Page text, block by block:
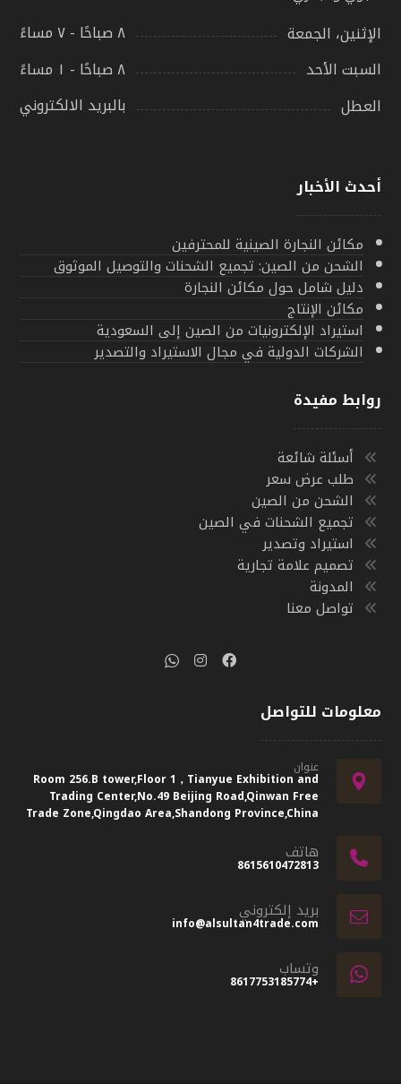
الإثنين، الجمعة
٨ صباحًا - ٧ مساءً
السبت الأحد
٨ صباحًا - ١ مساءً
العطل
بالبريد الالكتروني
أحدث الأخبار
مكائن النجارة الصينية للمحترفين
الشحن من الصين: تجميع الشحنات والتوصيل الموثوق
دليل شامل حول مكائن النجارة
مكائن الإنتاج
استيراد الإلكترونيات من الصين إلى السعودية
الشركات الدولية في مجال الاستيراد والتصدير
روابط مفيدة
أسئلة شائعة
طلب عرض سعر
الشحن من الصين
تجميع الشحنات في الصين
استيراد وتصدير
تصميم علامة تجارية
المدونة
تواصل معنا
معلومات للتواصل
عنوان
Room 256.B tower,Floor 1，Tianyue Exhibition and
Trading Center,No.49 Beijing Road,Qinwan Free
Trade Zone,Qingdao Area,Shandong Province,China
هاتف
8615610472813
بريد إلكتروني
info@alsultan4trade.com
وتساب
+8617753185774